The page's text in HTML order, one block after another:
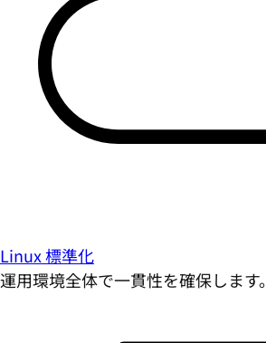
Linux 標準化
運用環境全体で一貫性を確保します。